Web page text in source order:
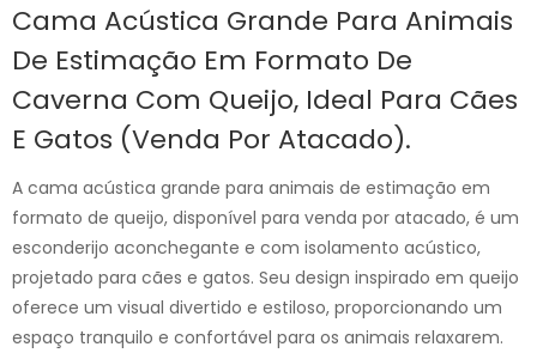
Cama Acústica Grande Para Animais
De Estimação Em Formato De
Caverna Com Queijo, Ideal Para Cães
E Gatos (venda Por Atacado).
A cama acústica grande para animais de estimação em
formato de queijo, disponível para venda por atacado, é um
esconderijo aconchegante e com isolamento acústico,
projetado para cães e gatos. Seu design inspirado em queijo
oferece um visual divertido e estiloso, proporcionando um
espaço tranquilo e confortável para os animais relaxarem.